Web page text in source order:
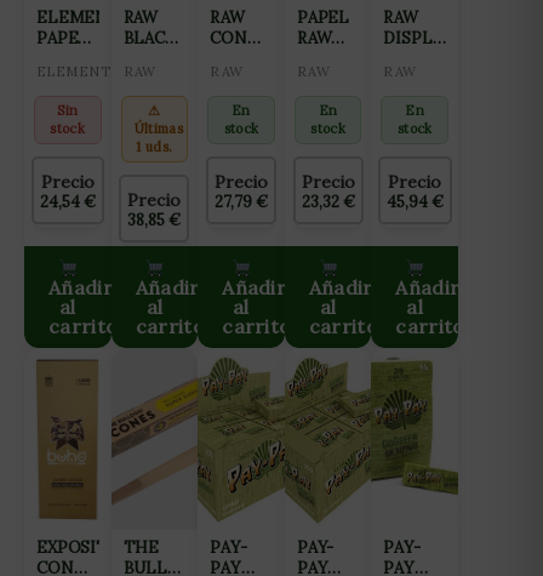
ELEMENTS
PAPEL
KING
SIZE
ELEMENTS
Sin
stock
Precio
24,54€
Añadir
al
carrito
RAW
BLACK
KING
SIZE
SLIM+TIPS
RAW
⚠
Últimas
1 uds.
Precio
38,85€
Añadir
al
carrito
RAW
CONNOISSEUR
KING
SIZE
SLIM +
RAW
En
stock
Precio
27,79€
Añadir
al
carrito
PAPEL
RAW
ORGÁNICO
1 1/4 +
TIPS
RAW
En
stock
Precio
23,32€
Añadir
al
carrito
RAW
DISPLAY
COMPLETO
RAW
En
stock
Precio
45,94€
Añadir
al
carrito
EXPOSITOR
CONOS
THE
BULLDOG
PAY-
PAY
PAY-
PAY
PAY-
PAY